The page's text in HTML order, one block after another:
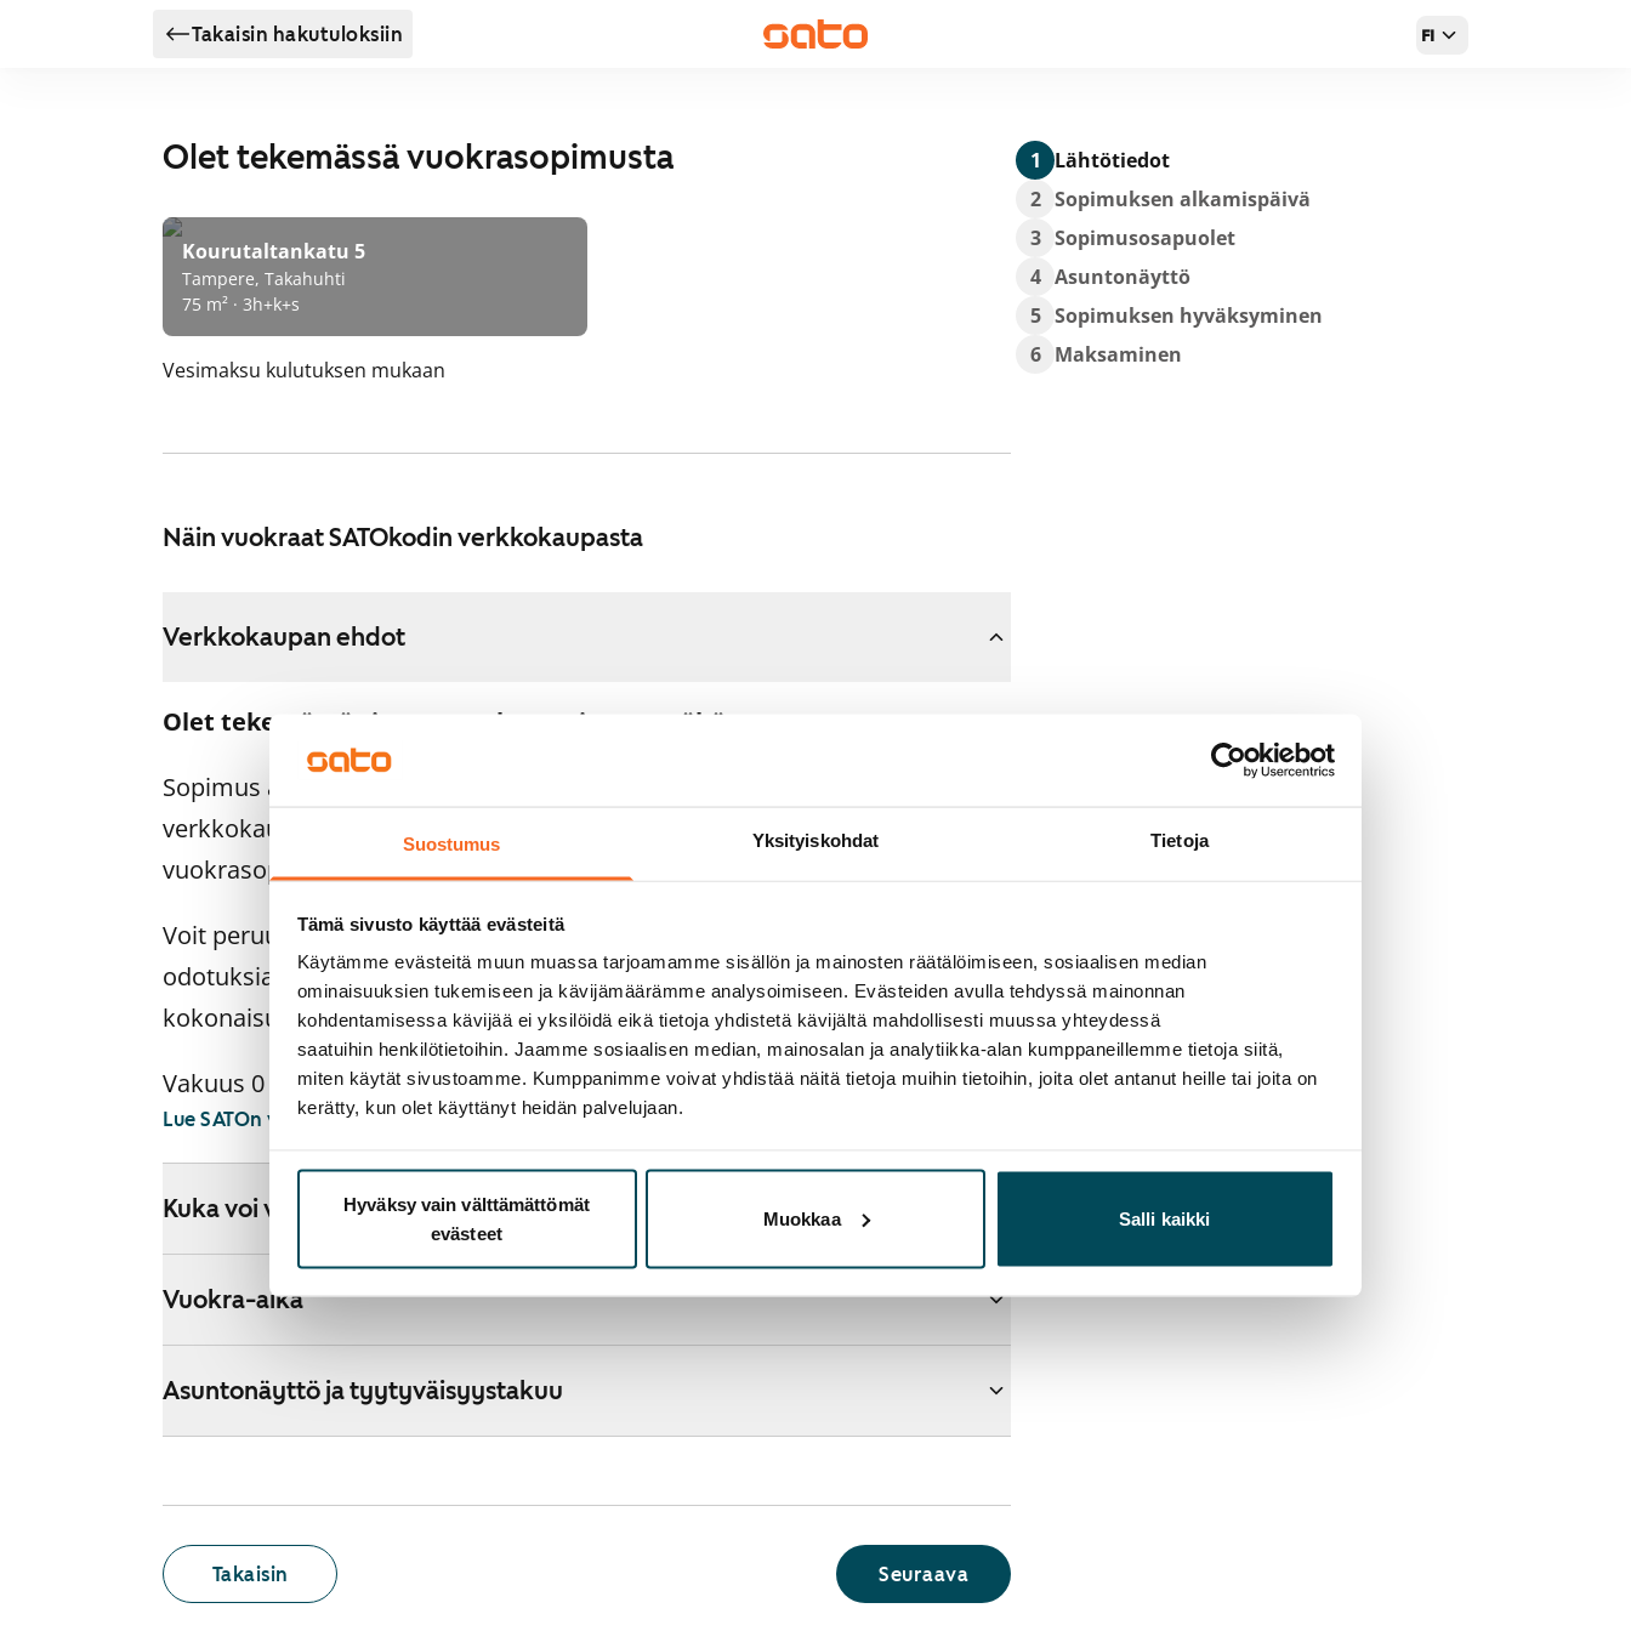
Suostumus Yksityiskohdat Tietoja
Tämä sivusto käyttää evästeitä
Käytämme evästeitä muun muassa tarjoamamme sisällön ja mainosten räätälöimiseen, sosiaalisen median
ominaisuuksien tukemiseen ja kävijämäärämme analysoimiseen. Evästeiden avulla tehdyssä mainonnan
kohdentamisessa kävijää ei yksilöidä eikä tietoja yhdistetä kävijältä mahdollisesti muussa yhteydessä
saatuihin henkilötietoihin. Jaamme sosiaalisen median, mainosalan ja analytiikka-alan kumppaneillemme tietoja siitä,
miten käytät sivustoamme. Kumppanimme voivat yhdistää näitä tietoja muihin tietoihin, joita olet antanut heille tai joita on
kerätty, kun olet käyttänyt heidän palvelujaan.
Hyväksy vain välttämättömät
evästeet
Muokkaa Salli kaikki
Takaisin hakutuloksiin FI
Olet tekemässä vuokrasopimusta
Kourutaltankatu 5
Tampere, Takahuhti
75 m² · 3h+k+s
Vesimaksu kulutuksen mukaan
Näin vuokraat SATOkodin verkkokaupasta
Verkkokaupan ehdot
Olet tekemässä sitovaa vuokrasopimusta tähän asuntoon.
Sopimus astuu voimaan heti, kun maksat 300 euron varausmaksun
verkkokaupassa. Palautamme summan sinulle kokonaisuudessaan
vuokrasopimuksen alkamispäivän jälkeen.
Voit peruuttaa sopimuksen vielä asuntonäytöllä, jos koti ei vastaa
odotuksiasi. Tällöin palautamme varausmaksun sinulle
kokonaisuudessaan, yleensä seuraavana arkipäivänä.
Vakuus 0 euroa.
Lue SATOn verkkokaupan ehdot
Kuka voi vuokrata kodin verkkokaupasta?
Vuokra-aika
Asuntonäyttö ja tyytyväisyystakuu
Takaisin Seuraava
1
Lähtötiedot
2 Sopimuksen alkamispäivä
3 Sopimusosapuolet
4 Asuntonäyttö
5 Sopimuksen hyväksyminen
6 Maksaminen